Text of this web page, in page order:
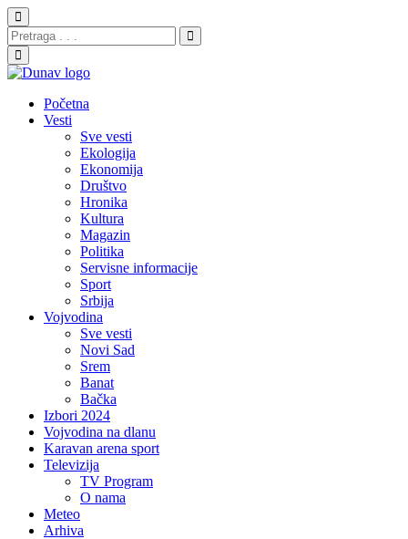
Početna
Vesti
Sve vesti
Ekologija
Ekonomija
Društvo
Hronika
Kultura
Magazin
Politika
Servisne informacije
Sport
Srbija
Vojvodina
Sve vesti
Novi Sad
Srem
Banat
Bačka
Izbori 2024
Vojvodina na dlanu
Karavan arena sport
Televizija
TV Program
O nama
Meteo
Arhiva